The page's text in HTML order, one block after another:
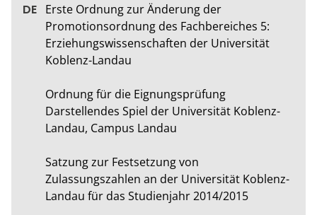
Erste Ordnung zur Änderung der
Promotionsordnung des Fachbereiches 5:
Erziehungswissenschaften der Universität
Koblenz-Landau
Ordnung für die Eignungsprüfung
Darstellendes Spiel der Universität Koblenz-
Landau, Campus Landau
Satzung zur Festsetzung von
Zulassungszahlen an der Universität Koblenz-
Landau für das Studienjahr 2014/2015